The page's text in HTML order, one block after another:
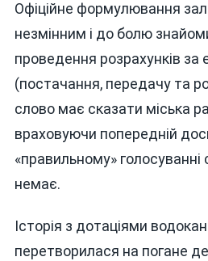
Офіційне формулювання
незмінним і до болю
проведення розрахунків за
(постачання, передачу та
слово має сказати міська
враховуючи попередній
«правильному» голосуванні
немає.
Історія з дотаціями
перетворилася на погане